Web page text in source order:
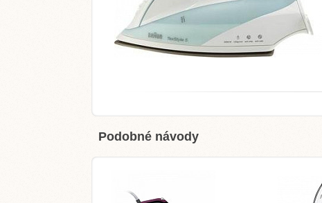
Podobné návody